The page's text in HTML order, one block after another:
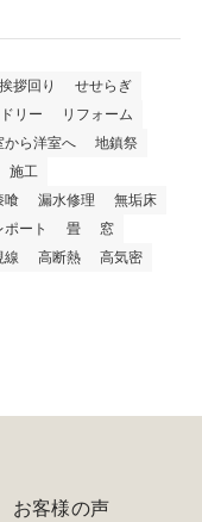
拶回り
せせらぎ
リー
リフォーム
から洋室へ
地鎮祭
施工
喰 漏水修理
無垢床
ート 畳
窓
線 高断熱
高気密
お客様の声